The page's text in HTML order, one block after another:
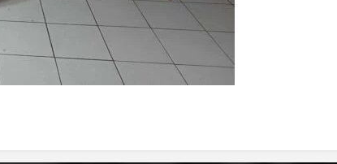
ОДНОСИ СО ЈАВНОСТ
ИСТРАЖУВАЊЕ НА ЈАВНО МИСЛЕЊЕ
МЕЃУНАРОДНА СОРАБОТКА